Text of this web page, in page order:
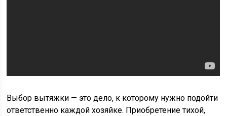
Выбор вытяжки — это дело, к которому нужно подойти
ответственно каждой хозяйке. Приобретение тихой,